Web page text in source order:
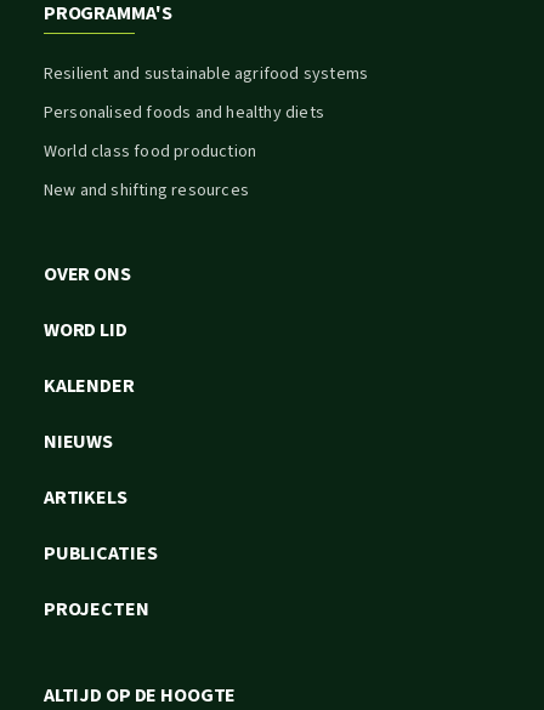
PROGRAMMA'S
Resilient and sustainable agrifood systems
Personalised foods and healthy diets
World class food production
New and shifting resources
OVER ONS
WORD LID
KALENDER
NIEUWS
ARTIKELS
PUBLICATIES
PROJECTEN
ALTIJD OP DE HOOGTE